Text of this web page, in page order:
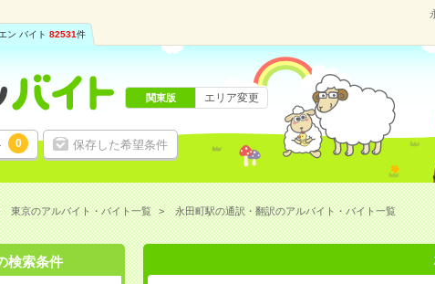
エン バイト 82531件
0 保存した希望条件
関東版 エリア変更
東京のアルバイト・バイト一覧 永田町駅の通訳・翻訳のアルバイト・バイト一覧
検索条件